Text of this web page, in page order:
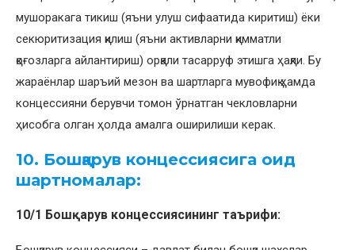
мушоракага тикиш (яъни улуш сифаатида киритиш) ёки
секюритизация қилиш (яъни активларни қимматли
қоғозларга айлантириш) орқали тасарруф этишга ҳақли. Бу
жараёнлар шаръий мезон ва шартларга мувофиқ ҳамда
концессияни берувчи томон ўрнатган чекловларни
ҳисобга олган ҳолда амалга оширилиши керак.
10. Бошқарув концессиясига оид
шартномалар:
10/1 Бошқарув концессиясининг таърифи: